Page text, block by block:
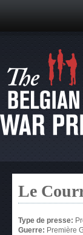
Le
Type de presse:
Guerre: Première